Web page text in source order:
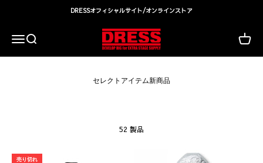
DRESSオフィシャルサイト/オンラインストア
メニュー
検索 DRESS(ドレス)|アウトドア・ウェア・釣り具カート
52 製品
売り切れ